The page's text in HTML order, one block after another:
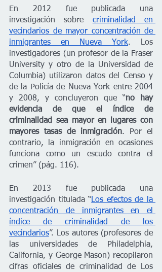
En 2012 fue publicada una
investigación sobre criminalidad en
vecindarios de mayor concentración de
inmigrantes en Nueva York. Los
investigadores (un profesor de la Fraser
University y otro de la Universidad de
Columbia) utilizaron datos del Censo y
de la Policía de Nueva York entre 2004
y 2008, y concluyeron que “no hay
evidencia de que el índice de
criminalidad sea mayor en lugares con
mayores tasas de inmigración. Por el
contrario, la inmigración en ocasiones
funciona como un escudo contra el
crimen” (pág. 116).
En 2013 fue publicada una
investigación titulada “Los efectos de la
concentración de inmigrantes en el
índice de criminalidad de los
vecindarios”. Los autores (profesores de
las universidades de Philadelphia,
California, y George Mason) recopilaron
cifras oficiales de criminalidad de Los